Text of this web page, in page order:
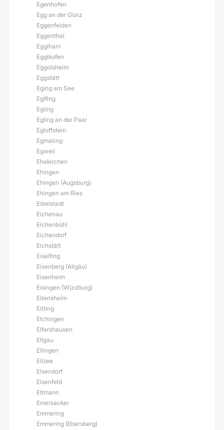
Egenhofen
Egg an der Günz
Eggenfelden
Eggenthal
Egglham
Egglkofen
Eggolsheim
Eggstätt
Eging am See
Eglfing
Egling
Egling an der Paar
Egloffstein
Egmating
Egweil
Ehekirchen
Ehingen
Ehingen (Augsburg)
Ehingen am Ries
Eibelstadt
Eichenau
Eichenbühl
Eichendorf
Eichstätt
Eiselfing
Eisenberg (Allgäu)
Eisenheim
Eisingen (Würzburg)
Eitensheim
Eitting
Elchingen
Elfershausen
Ellgau
Ellingen
Ellzee
Elsendorf
Elsenfeld
Eltmann
Emersacker
Emmering
Emmering (Ebersberg)